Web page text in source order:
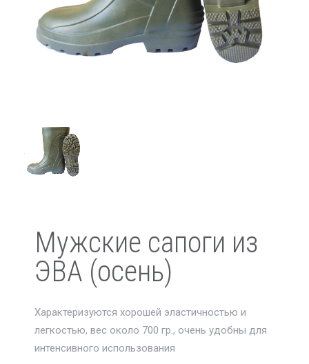
Мужские сапоги из
ЭВА (осень)
Характеризуются хорошей эластичностью и
легкостью, вес около 700 гр., очень удобны для
интенсивного использования